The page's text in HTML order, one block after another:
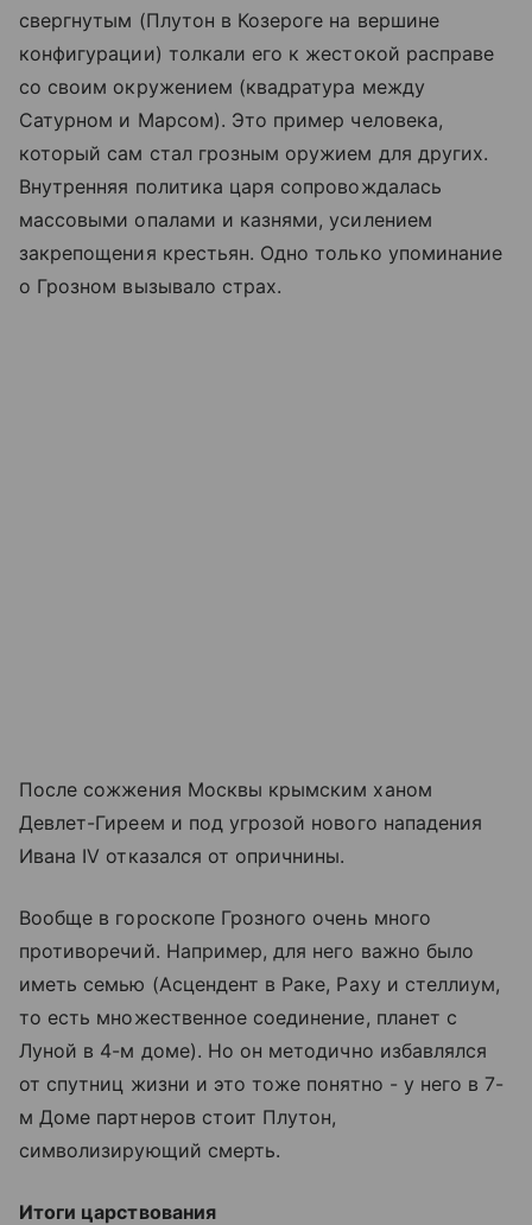
свергнутым (Плутон в Козероге на вершине
конфигурации) толкали его к жестокой расправе
со своим окружением (квадратура между
Сатурном и Марсом). Это пример человека,
который сам стал грозным оружием для других.
Внутренняя политика царя сопровождалась
массовыми опалами и казнями, усилением
закрепощения крестьян. Одно только упоминание
о Грозном вызывало страх.
После сожжения Москвы крымским ханом
Девлет-Гиреем и под угрозой нового нападения
Ивана IV отказался от опричнины.
Вообще в гороскопе Грозного очень много
противоречий. Например, для него важно было
иметь семью (Асцендент в Раке, Раху и стеллиум,
то есть множественное соединение, планет с
Луной в 4-м доме). Но он методично избавлялся
от спутниц жизни и это тоже понятно - у него в 7-
м Доме партнеров стоит Плутон,
символизирующий смерть.
Итоги царствования